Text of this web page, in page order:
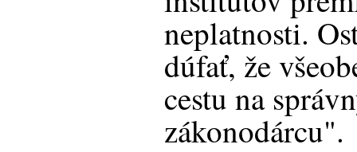
neplatnosti.
dúfať, že
cestu na
zákonodárcu".